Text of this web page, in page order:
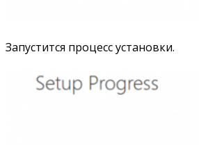
Запустится процесс установки.